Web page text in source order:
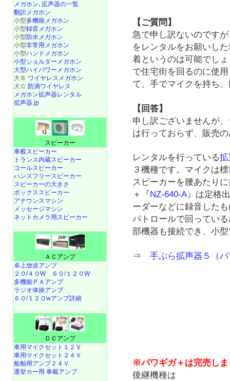
【ご質問】
急で申し訳ないのです
をレンタルをお願いし
着というのは可能でし
で住宅街を回るのに使
て、手でマイクを持ち
【回答】
申し訳ございませんが
は行っておらず、販売
レンタルを行っている
３機種です。マイクは
スピーカーを腰あたり
＋『 NZ-640-A』は定格
ーダーなどに録音した
パトロールで回ってい
部機器も接続でき、小
⇒手ぶら拡声器５（
※パワギガ＋は完売しま
後継機種は
メガホン､拡声器の一覧
翻訳メガホン
小型多機能メガホン
小型録音メガホン
小型防水メガホン
小型非常用メガホン
小型ハンドメガホン
小型ショルダーメガホン
大型ハイパワーメガホン
大Ｂ ワイヤレスメガホン
大Ｃ 防滴ワイヤレス
メガホン拡声器レンタル
拡声器.jp
スピーカー
車載スピーカー
トランス内蔵スピーカー
コールスピーカー
ハンズフリースピーカー
スピーカーの大きさ
ボックススピーカー
アナウンスマシン
メッセージマシン
ネットカメラ用スピーカー
ＡＣアンプ
卓上放送アンプ
２０/４０W
６０/１２０W
多機能ＰＡアンプ
ラジオ体操アンプ
６０/１２０wアンプ詳細
ＤＣアンプ
車用マイクセット１２Ｖ
車用マイクセット２４Ｖ
船舶用アンプ２４Ｖ
選挙カー用 車載アンプ